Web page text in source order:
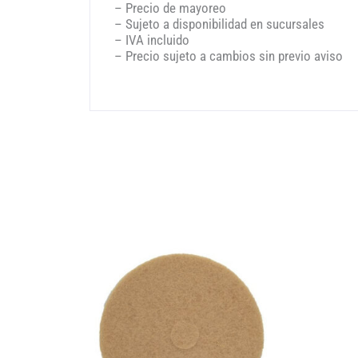
– Precio de mayoreo
– Sujeto a disponibilidad en sucursales
– IVA incluido
– Precio sujeto a cambios sin previo aviso